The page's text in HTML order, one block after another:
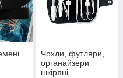
Чохли, футляри,
органайзери
шкіряні